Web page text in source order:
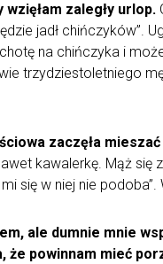
zaległy urlop.
jadł chińczyków”.
na chińczyka i
trzydziestoletniego
zaczęła
kawalerkę. Mąż się
się w niej nie
ale dumnie mnie
że powinnam mieć